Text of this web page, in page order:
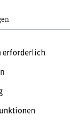
erforderlich
mit MwSt.